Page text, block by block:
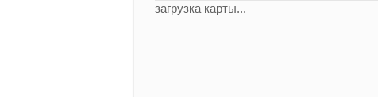
загрузка карты...